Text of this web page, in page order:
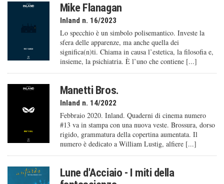
Mike Flanagan
Inland n. 16/2023
Lo specchio è un simbolo polisemantico. Investe la
sfera delle apparenze, ma anche quella dei
significa(n)ti. Chiama in causa l’estetica, la filosofia e,
insieme, la psichiatria. È l’uno che contiene [...]
Manetti Bros.
Inland n. 14/2022
Febbraio 2020. Inland. Quaderni di cinema numero
#13 va in stampa con una nuova veste. Brossura, dorso
rigido, grammatura della copertina aumentata. Il
numero è dedicato a William Lustig, alfiere [...]
Lune d'Acciaio - I miti della